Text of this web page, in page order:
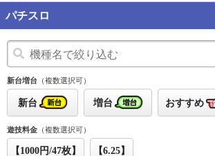
パチスロ
新台増台 （複数選択可）
新台 増台 おすすめ
遊技料金 （複数選択可）
【1000円/47枚】 【6.25】